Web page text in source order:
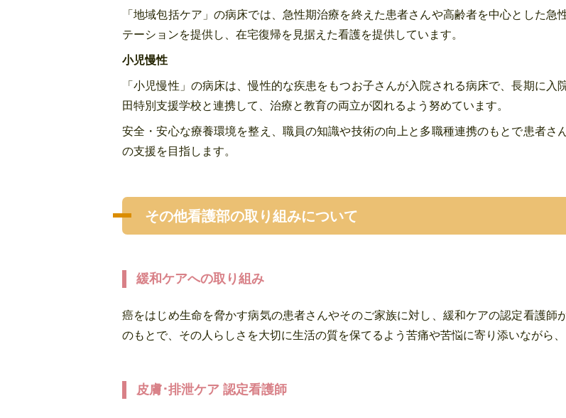
「地域包括ケア」の病床では、急性期治療を終えた患者さんや高齢者を中心とした
テーションを提供し、在宅復帰を見据えた看護を提供しています。
小児慢性
「小児慢性」の病床は、慢性的な疾患をもつお子さんが入院される病床で、長期に
田特別支援学校と連携して、治療と教育の両立が図れるよう努めています。
安全・安心な療養環境を整え、職員の知識や技術の向上と多職種連携のもとで患者さ
の支援を目指します。
その他看護部の取り組みについて
緩和ケアへの取り組み
癌をはじめ生命を脅かす病気の患者さんやそのご家族に対し、緩和ケアの認定看護師
のもとで、その人らしさを大切に生活の質を保てるよう苦痛や苦悩に寄り添いながら
皮膚･排泄ケア 認定看護師